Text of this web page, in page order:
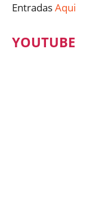
EntradasAqui
YOUTUBE